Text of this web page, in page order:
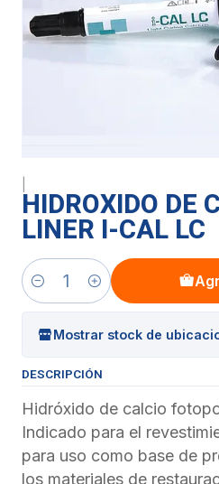
HIDROXIDO DE
LINER I-CAL LC
Cantidad
Mostrar stock de
DESCRIPCIÓN
Hidróxido de calcio
Indicado para el
para uso como base de
los materiales de